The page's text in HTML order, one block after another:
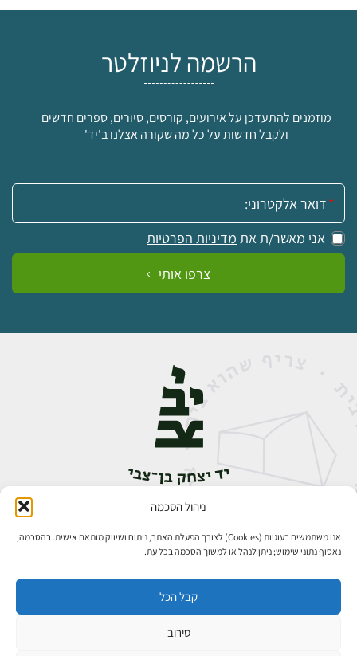
ניהול הסכמה
אנו משתמשים בעוגיות (Cookies) לצורך הפעלת האתר, ניתוח ושיווק מותאם אישית. בהסכמה,
נאסוף נתוני שימוש; ניתן לנהל או למשוך הסכמה בכל עת.
קבל הכל
סירוב
הרשמה לניוזלטר
מוזמנים להתעדכן על אירועים, קורסים, סיורים, ספרים חדשים
ולקבל חדשות על כל מה שקורה אצלנו ב'יד'
אימייל:
אני מאשר/ת את מדיניות הפרטיות
צרפו אותי
אבן גבירול 14, רחביה, ירושלים